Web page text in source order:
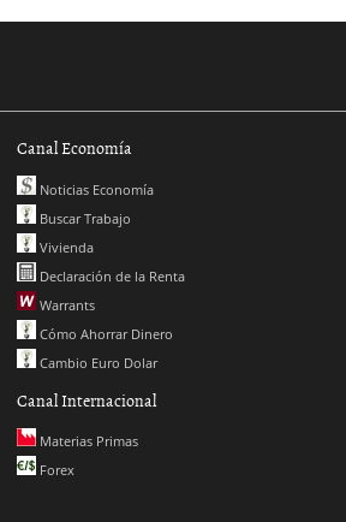
Canal Economía
Noticias Economía
Buscar Trabajo
Vivienda
Declaración de la Renta
Warrants
Cómo Ahorrar Dinero
Cambio Euro Dolar
Canal Internacional
Materias Primas
Forex